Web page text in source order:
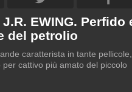
EWING. Perfido
del petrolio
caratterista in tante
cattivo più amato del piccolo